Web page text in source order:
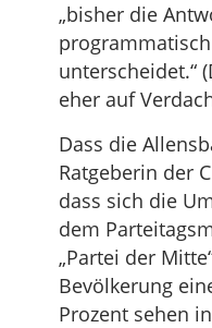
„bisher die
unterscheidet.“
eher auf
Dass die
Ratgeberin der
dass sich die
dem
„Partei der
Bevölkerung
Prozent sehen